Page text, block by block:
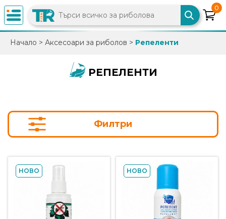
×
info@trfish.com
Регистрация
Промоции
0
Начало > Аксесоари за риболов > Репеленти
РЕПЕЛЕНТИ
Филтри
НОВО НОВО